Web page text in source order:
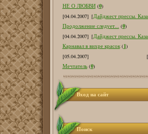
НЕ О ЛЮБВИ (0)
[04.04.2007] [Дайджест прессы.
Продолжение следует... (0)
[04.04.2007] [Дайджест прессы.
Карнавал в вихре красок (1)
[05.04.2007]
[
Мечтатель (0)
Вход на сайт
Поиск